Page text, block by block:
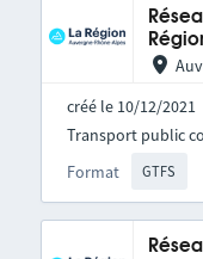
créé le 10/12/2021
Format GTFS
Transport public